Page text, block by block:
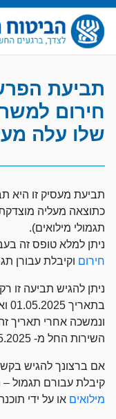
תביעת
חירום
שלו עלה מעל
תביעת מעסיק זו היא
תגמולי מילואים).
ניתן למלא טופס זה
חירום וקיבלת עבורן
ניתן להגיש תביעה זו
ונמשכה אחרי תאריך
השירות החל מ- 01.05.2025.)
אם ברצונך להגיש
קיבלת עבורם תגמול –
מילואים או על ידי